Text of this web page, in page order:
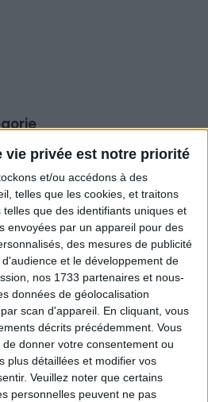
vie privée est notre priorité
et/ou accédons à des
telles que les cookies, et traitons
que des identifiants uniques et
envoyées par un appareil pour des
des mesures de publicité
et le développement de
nos 1733 partenaires et nous-
données de géolocalisation
scan d'appareil. En cliquant, vous
décrits précédemment. Vous
donner votre consentement ou
plus détaillées et modifier vos
Veuillez noter que certains
personnelles peuvent ne pas
Anges", de Nicole Dhuin,
Dr Bach ou la Médecine
Dhuin, sur TV Terres
interviewvée par
la Mère Divine, de Nicole
Jenna Blossoms
du Ciel", de Nicole
d'Amours